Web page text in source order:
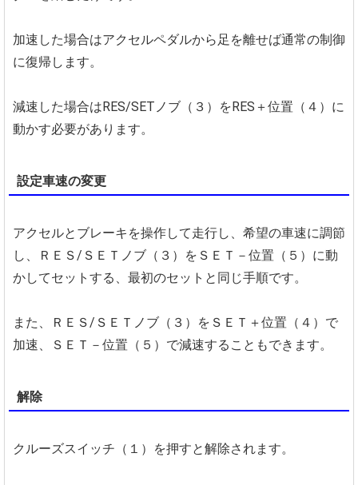
加速した場合はアクセルペダルから足を離せば通常の制御
に復帰します。
減速した場合はRES/SETノブ（３）をRES＋位置（４）に
動かす必要があります。
設定車速の変更
アクセルとブレーキを操作して走行し、希望の車速に調節
し、ＲＥＳ/ＳＥＴノブ（３）をＳＥＴ－位置（５）に動
かしてセットする、最初のセットと同じ手順です。
また、ＲＥＳ/ＳＥＴノブ（３）をＳＥＴ＋位置（４）で
加速、ＳＥＴ－位置（５）で減速することもできます。
解除
クルーズスイッチ（１）を押すと解除されます。